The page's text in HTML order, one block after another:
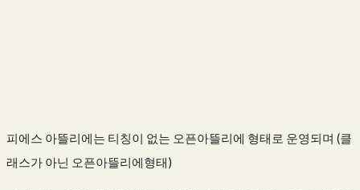
피에스 아뜰리에는 티칭이 없는 오픈아뜰리에 형태로 운영되며 (클
래스가 아닌 오픈아뜰리에형태)